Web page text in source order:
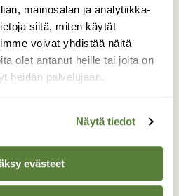
mainosalan ja analytiikka-
siitä, miten käytät
voivat yhdistää näitä
olet antanut heille tai joita on
heidän palvelujaan.
Näytä tiedot
evästeet
kukkija keskellä
koirien kanssa tuossa